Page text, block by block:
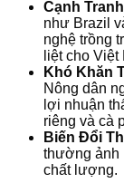
Cạnh
như Brazil
nghệ trồng
liệt cho Việt
Khó Khăn
Nông dân
lợi nhuận
riêng và cà
Biến Đổi
thường ảnh
chất lượng.